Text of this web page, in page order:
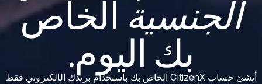
الجنسية الخاص
بك اليوم.
أنشئ حساب CitizenX الخاص بك باستخدام بريدك الإلكتروني فقط